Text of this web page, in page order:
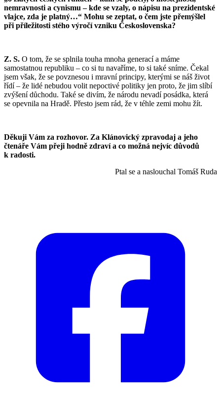
nemravnosti a cynismu – kde se vzaly, o nápisu na prezidentské
vlajce, zda je platný…“ Mohu se zeptat, o čem jste přemýšlel
při příležitosti stého výročí vzniku Československa?
Z. S. O tom, že se splnila touha mnoha generací a máme
samostatnou republiku – co si tu navaříme, to si také sníme. Čekal
jsem však, že se povznesou i mravní principy, kterými se náš život
řídí – že lidé nebudou volit nepoctivé politiky jen proto, že jim slíbí
zvýšení důchodu. Také se divím, že národu nevadí posádka, která
se opevnila na Hradě. Přesto jsem rád, že v téhle zemi mohu žít.
Děkuji Vám za rozhovor. Za Klánovický zpravodaj a jeho
čtenáře Vám přeji hodně zdraví a co možná nejvíc důvodů
k radosti.
Ptal se a naslouchal Tomáš Ruda